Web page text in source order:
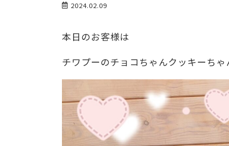
2024.02.09
本日のお客様は
チワプーのチョコちゃんクッキーち